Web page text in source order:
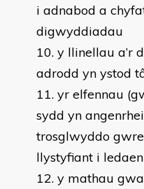
i adnabod a
digwyddiadau
y llinellau a’r
adrodd yn ystod
yr elfennau
sydd yn
trosglwyddo
llystyfiant i
y mathau